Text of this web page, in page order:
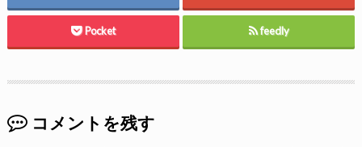
Pocket feedly
コメントを残す